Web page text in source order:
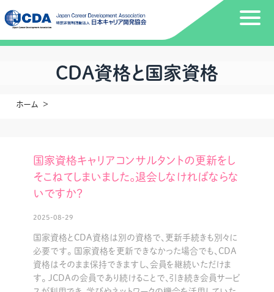
CDA資格と国家資格
ホーム
国家資格キャリアコンサルタントの更新をし
そこねてしまいました。退会しなければならな
いですか？
2025-08-29
国家資格とCDA資格は別の資格で、更新手続きも別々に
必要です。 国家資格を更新できなかった場合でも、CDA
資格はそのまま保持できますし、会員を継続いただけま
す。 JCDAの会員であり続けることで、引き続き会員サービ